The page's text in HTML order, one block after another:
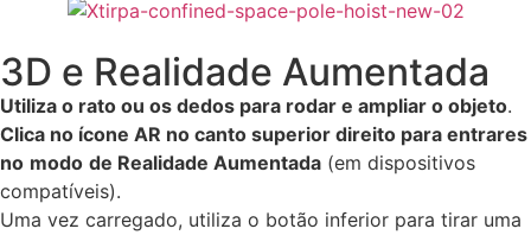
3D e Realidade Aumentada
Utiliza o rato ou os dedos para rodar e ampliar o objeto.
Clica no ícone AR no canto superior direito para entrares
no modo de Realidade Aumentada (em dispositivos
compatíveis).
Uma vez carregado, utiliza o botão inferior para tirar uma